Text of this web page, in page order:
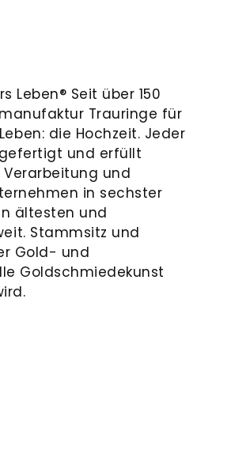
Leben® Seit über 150
Trauringe für
die Hochzeit. Jeder
und erfüllt
und
in sechster
ältesten und
Stammsitz und
Gold- und
Goldschmiedekunst